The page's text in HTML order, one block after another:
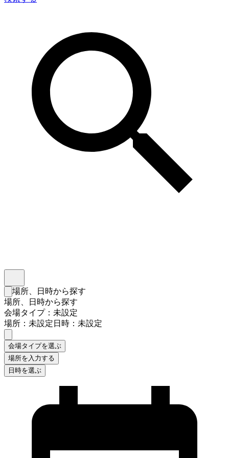
検索フォームを閉じる
場所、日時から探す
場所、日時から探す
会場タイプ：未設定
場所：未設定日時：未設定
会場タイプを選ぶ
場所を入力する
日時を選ぶ